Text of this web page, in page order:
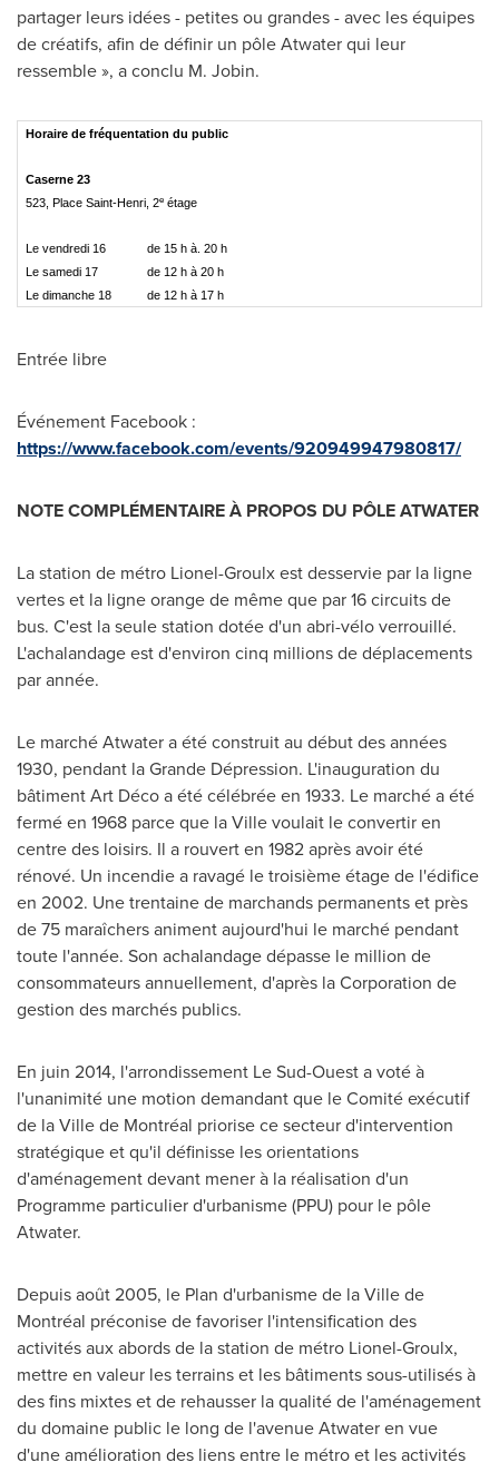
partager leurs idées - petites ou grandes - avec les équipes
de créatifs, afin de définir un pôleAtwaterqui leur
ressemble », a conclu M. Jobin.
Horaire de fréquentation du public
Caserne 23
523, Place Saint-Henri, 2e étage
Le vendredi 16
de 15 h à. 20 h
Le samedi 17
de 12 h à 20 h
Le dimanche 18
de 12 h à 17 h
Entrée libre
Événement Facebook :
https://www.facebook.com/events/920949947980817/
NOTE COMPLÉMENTAIRE À PROPOS DU PÔLEATWATER
La station de métro Lionel-Groulx est desservie par la ligne
vertes et la ligne orange de même que par 16 circuits de
bus. C'est la seule station dotée d'un abri-vélo verrouillé.
L'achalandage est d'environ cinq millions de déplacements
par année.
Le marchéAtwatera été construit au début des années
1930, pendant la Grande Dépression. L'inauguration du
bâtiment Art Déco a été célébrée en 1933. Le marché a été
fermé en 1968 parce que la Ville voulait le convertir en
centre des loisirs. Il a rouvert en 1982 après avoir été
rénové. Un incendie a ravagé le troisième étage de l'édifice
en 2002. Une trentaine de marchands permanents et près
de 75 maraîchers animent aujourd'hui le marché pendant
toute l'année. Son achalandage dépasse le million de
consommateurs annuellement, d'après la Corporation de
gestion des marchés publics.
En juin 2014, l'arrondissement Le Sud-Ouest a voté à
l'unanimité une motion demandant que le Comité exécutif
de la Ville de Montréal priorise ce secteur d'intervention
stratégique et qu'il définisse les orientations
d'aménagement devant mener à la réalisation d'un
Programme particulier d'urbanisme (PPU) pour le pôle
Atwater.
Depuis août 2005, le Plan d'urbanisme de la Ville de
Montréal préconise de favoriser l'intensification des
activités aux abords de la station de métro Lionel-Groulx,
mettre en valeur les terrains et les bâtiments sous-utilisés à
des fins mixtes et de rehausser la qualité de l'aménagement
du domaine public le long de l'avenueAtwateren vue
d'une amélioration des liens entre le métro et les activités